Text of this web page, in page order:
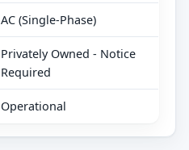
AC (Single-Phase)
Privately Owned - Notice
Required
Operational